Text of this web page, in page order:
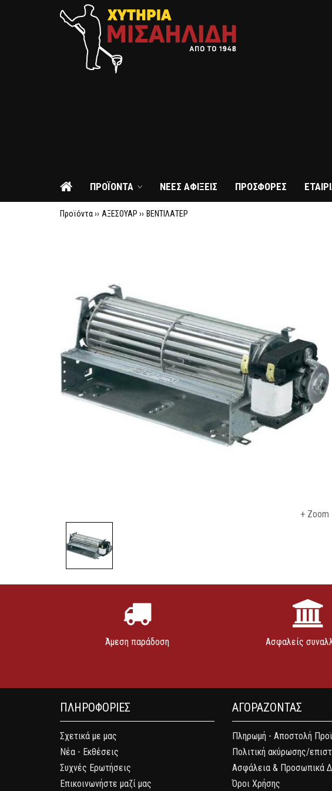
ΠΡΟΪΟΝΤΑ ΝΕΕΣ ΑΦΙΞΕΙΣ ΠΡΟΣΦΟΡΕΣ
Προϊόντα ›› ΑΞΕΣΟΥΑΡ ›› ΒΕΝΤΙΛΑΤΕΡ
+ Zoom
Άμεση παράδοση Ασφαλείς
ΠΛΗΡΟΦΟΡΙΕΣ
Σχετικά με μας
Νέα - Εκθέσεις
Συχνές Ερωτήσεις
Επικοινωνήστε μαζί μας
ΑΓΟΡΑΖΟΝΤΑΣ
Πληρωμή - Αποστολή
Πολιτική ακύρωσης/
Ασφάλεια & Προσωπικά
Όροι Χρήσης